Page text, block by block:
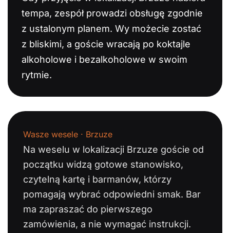
tempa, zespół prowadzi obsługę zgodnie
z ustalonym planem. Wy możecie zostać
z bliskimi, a goście wracają po koktajle
alkoholowe i bezalkoholowe w swoim
rytmie.
Wasze wesele · Brzuze
Na weselu w lokalizacji Brzuze goście od
początku widzą gotowe stanowisko,
czytelną kartę i barmanów, którzy
pomagają wybrać odpowiedni smak. Bar
ma zapraszać do pierwszego
zamówienia, a nie wymagać instrukcji.